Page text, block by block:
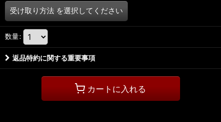
受け取り方法 を選択してください
数量:
返品特約に関する重要事項
カートに入れる